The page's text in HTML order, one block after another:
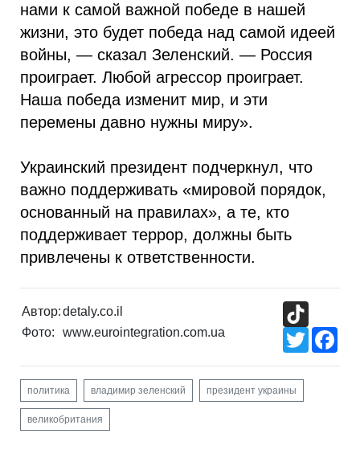
нами к самой важной победе в нашей
жизни, это будет победа над самой идеей
войны, — сказал Зеленский. — Россия
проиграет. Любой агрессор проиграет.
Наша победа изменит мир, и эти
перемены давно нужны миру».
Украинский президент подчеркнул, что
важно поддерживать «мировой порядок,
основанный на правилах», а те, кто
поддерживает террор, должны быть
привлечены к ответственности.
Автор:detaly.co.il
Фото:
www.eurointegration.com.ua
Twitter
политика владимир зеленский президент украины
великобритания